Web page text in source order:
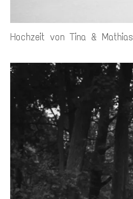
Hochzeit von Tina & Mathias